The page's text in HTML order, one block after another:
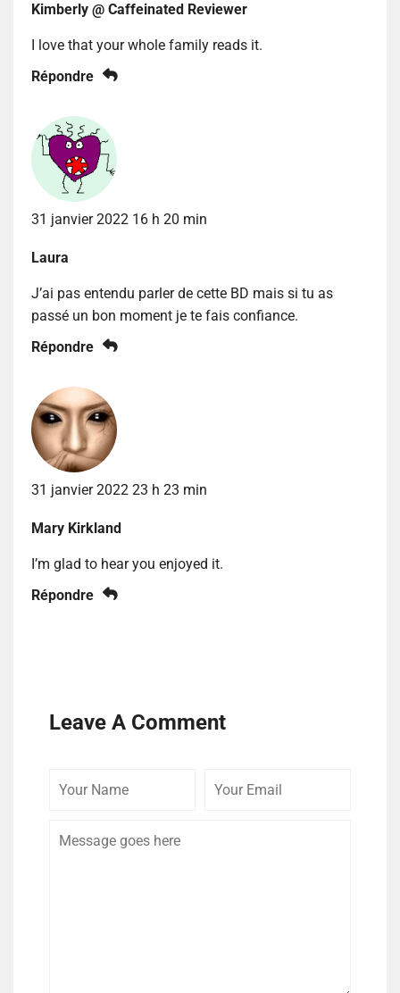
Kimberly @ Caffeinated Reviewer
I love that your whole family reads it.
Répondre
31 janvier 2022 16 h 20 min
Laura
J’ai pas entendu parler de cette BD mais si tu as
passé un bon moment je te fais confiance.
Répondre
31 janvier 2022 23 h 23 min
Mary Kirkland
I’m glad to hear you enjoyed it.
Répondre
Leave A Comment